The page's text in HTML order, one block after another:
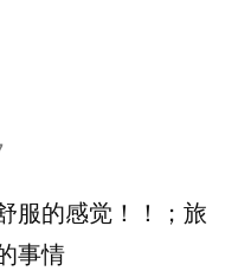
服的感觉！！；旅
事情